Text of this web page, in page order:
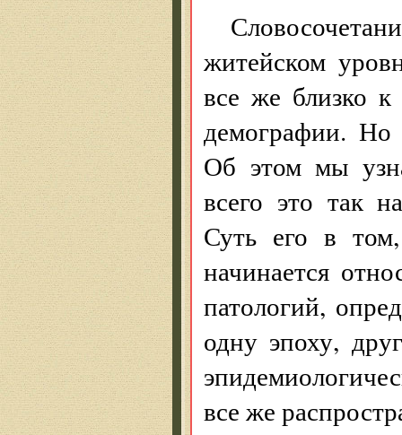
житейском
все же близко
демографии. Но
Об этом мы
всего это так
Суть его в
начинается
патологий,
одну эпоху,
все же